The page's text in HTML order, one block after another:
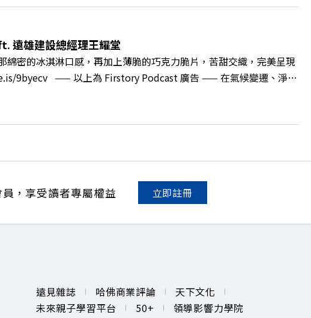
的財富版圖重組。 🔺資產管理大躍進！台灣憑什麼挑戰亞太金融重
富不過三代」魔咒，如何靠信託鬆綁落實百年傳承？ 🔺高雄專區滿
人／遠見雜誌資深主編 廖君雅 +++++ 💰更多專題導覽
活的雜亂。 點開看質感養成術>> https://gvmkt.pse.is/9al3px ✨
bit.ly/3AjBWNV YT：https://bit.ly/38jNi9k Powered by Firstory
遠雄建設總經理王耀堂
密的冰淇淋口感，再加上薄脆的巧克力脆片，苦甜交織，完美呈現
9byecv —— 以上為 Firstory Podcast 廣告 —— 在氣候變遷、淨零
轉型突圍？如何跳脫傳統買地蓋樓的既定框架，在未來建築中大放
何打造出兼顧品牌信任與環境共好的綠色營建新契機！ 🔺營建巨
總部」？空間改造如何徹底翻轉企業DNA 🔺當循環建材走向精緻
也順手理清生活的雜亂。 點開看質感養成術>>
，享受讀者專屬權益 立即註冊
遠見雜誌 哈佛商業評論
天下文化
未來親子學習平台
50+ 領導影響力學院